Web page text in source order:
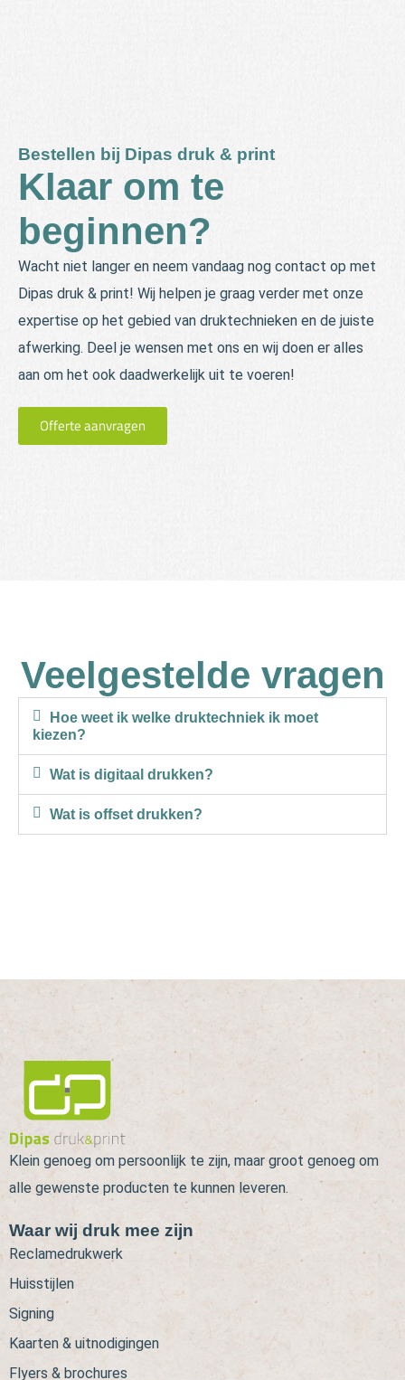
Bestellen bij Dipas druk & print
Klaar om te
beginnen?
Wacht niet langer en neem vandaag nog contact op met
Dipas druk & print! Wij helpen je graag verder met onze
expertise op het gebied van druktechnieken en de juiste
afwerking. Deel je wensen met ons en wij doen er alles
aan om het ook daadwerkelijk uit te voeren!
Offerte aanvragen
Veelgestelde vragen
Hoe weet ik welke druktechniek ik moet
kiezen?
Wat is digitaal drukken?
Wat is offset drukken?
Klein genoeg om persoonlijk te zijn, maar groot genoeg om
alle gewenste producten te kunnen leveren.
Waar wij druk mee zijn
Reclamedrukwerk
Huisstijlen
Signing
Kaarten & uitnodigingen
Flyers & brochures